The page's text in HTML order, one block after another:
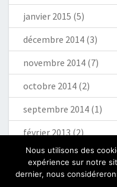
janvier 2015 (5)
décembre 2014 (3)
novembre 2014 (7)
octobre 2014 (2)
septembre 2014 (1)
février 2013(2)
Nous utilisons des
expérience sur notre
dernier, nous